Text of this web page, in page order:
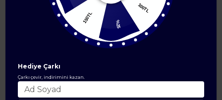
100TL
150TL
Hediye Çarkı
Çarkı çevir, indirimini kazan.